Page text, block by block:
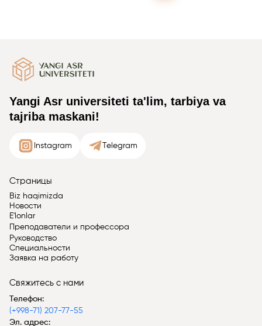
Yangi Asr universiteti ta'lim, tarbiya va
tajriba maskani!
Instagram Telegram
Страницы
Biz haqimizda
Новости
E'lonlar
Преподаватели и профессора
Руководство
Специальности
Заявка на работу
Свяжитесь с нами
Телефон:
(+998-71) 207-77-55
Эл. адрес: